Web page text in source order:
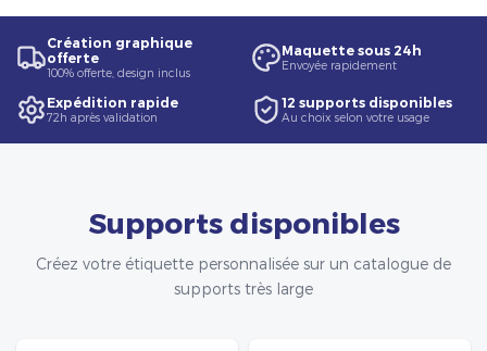
Création graphique
offerte
100% offerte, design inclus
Maquette sous 24h
Envoyée rapidement
Expédition rapide
72h après validation
12 supports disponibles
Au choix selon votre usage
Supports disponibles
Créez votre étiquette personnalisée sur un catalogue de
supports très large